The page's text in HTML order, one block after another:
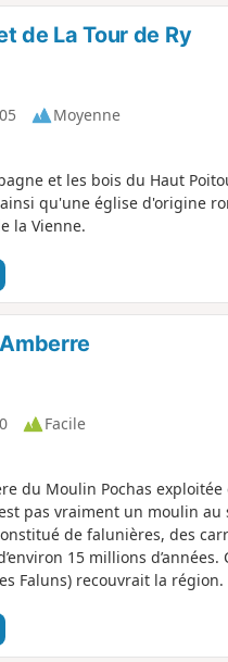
de La Tour de Ry
Moyenne
et les bois du Haut
qu'une église d'origine
la Vienne.
Facile
du Moulin Pochas
pas vraiment un moulin
de falunières, des
15 millions
Faluns) recouvrait la